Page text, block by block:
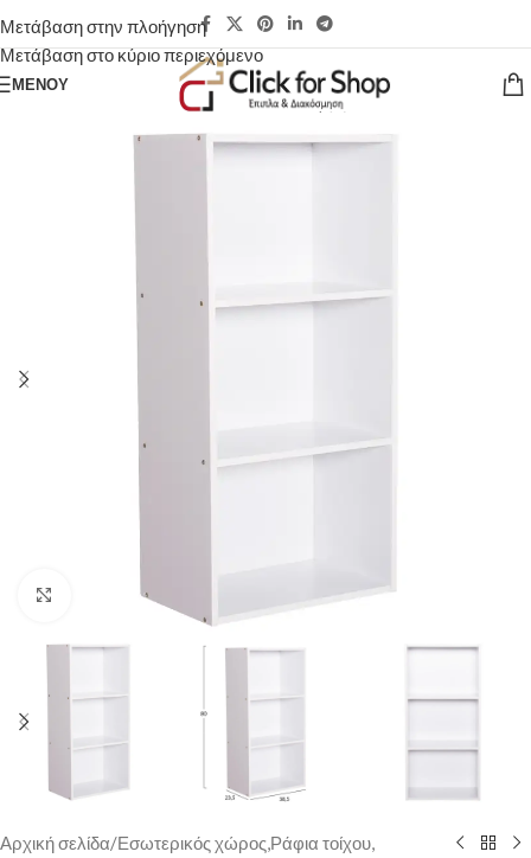
Μετάβαση στην πλοήγηση
Μετάβαση στο κύριο περιεχόμενο
ΜΕΝΟΎ
Κάντε κλικ για μεγέθυνση
Αρχική σελίδα/Εσωτερικός χώρος,Ράφια τοίχου,